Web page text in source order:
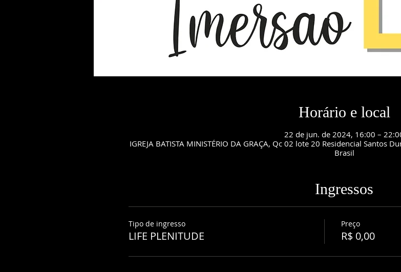
Horário e local
22 de jun. de 2024, 16:00 –
IGREJA BATISTA MINISTÉRIO DA GRAÇA, Qc 02 lote 20 Residencial Santos
Brasil
Ingressos
Tipo de ingresso
LIFE PLENITUDE
Preço
R$ 0,00